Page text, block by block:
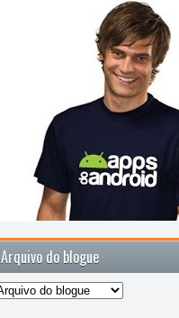
Arquivo do blogue